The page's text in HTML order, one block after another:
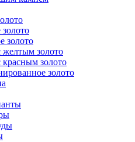
золото
желтым золото
красным золото
золото